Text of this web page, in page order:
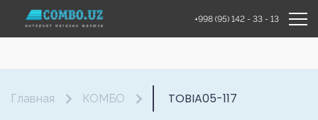
+998 (95) 142 - 33 - 13
Главная КОМБО TOBIA05-117